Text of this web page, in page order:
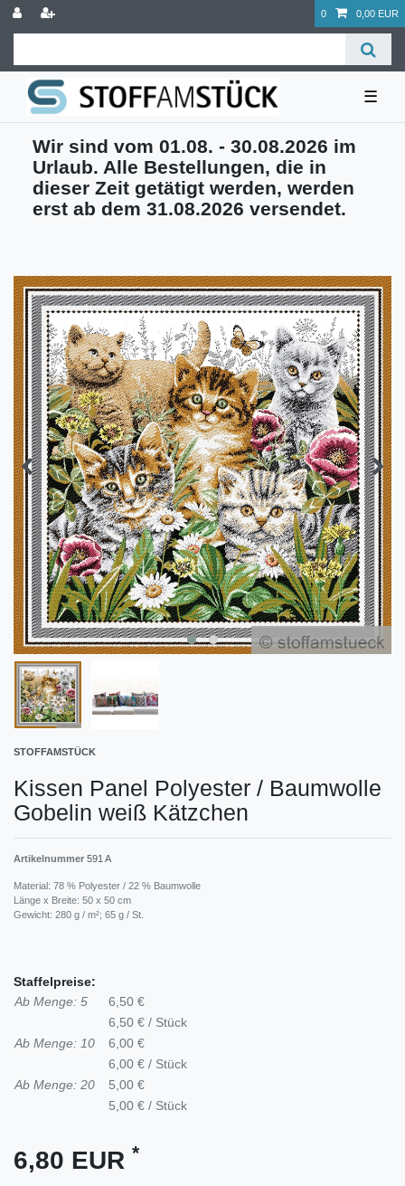
0 0,00 EUR
☰
Wir sind vom 01.08. - 30.08.2026 im
Urlaub. Alle Bestellungen, die in
dieser Zeit getätigt werden, werden
erst ab dem 31.08.2026 versendet.
STOFFAMSTÜCK
Kissen Panel Polyester / Baumwolle
Gobelin weiß Kätzchen
Artikelnummer 591 A
Material: 78 % Polyester / 22 % Baumwolle
Länge x Breite: 50 x 50 cm
Gewicht: 280 g / m²; 65 g / St.
Staffelpreise:
Ab Menge: 5
6,50 €
6,50 € / Stück
Ab Menge: 10
6,00 €
6,00 € / Stück
Ab Menge: 20
5,00 €
5,00 € / Stück
6,80 EUR *